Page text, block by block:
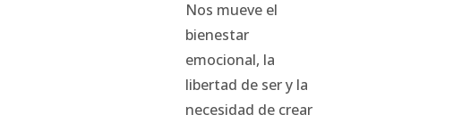
Nos mueve el
bienestar
emocional, la
libertad de ser y la
necesidad de crear